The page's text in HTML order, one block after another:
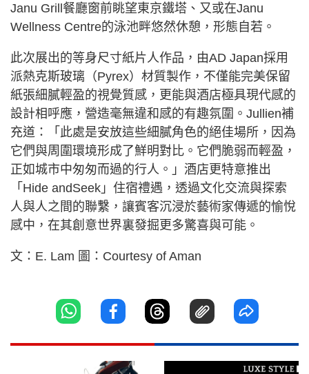
Janu Grill餐廳窗前眺望東京鐵塔、又或在Janu
Wellness Centre的泳池畔悠然休憩，形態自若。
此次展出的等身尺寸紙片人作品，由AD Japan採用
派熱克斯玻璃（Pyrex）材質製作，不僅能完美保留
紙張細膩輕盈的視覺質感，更能與酒店極具現代感的
設計相呼應，營造毫無違和感的有趣氛圍。Jullien補
充道：「此處是安放這些細膩角色的絕佳場所，因為
它們與周圍環境形成了鮮明對比。它們脆弱而輕盈，
正如城市中匆匆而過的行人。」酒店更特意推出
「Hide andSeek」住宿禮遇，透過文化交流與探索
人與人之間的聯繫，讓賓客沉浸於藝術家傳遞的愉悅
感中，在其創意世界裏發掘更多驚喜與可能。
文：E. Lam 圖：Courtesy of Aman